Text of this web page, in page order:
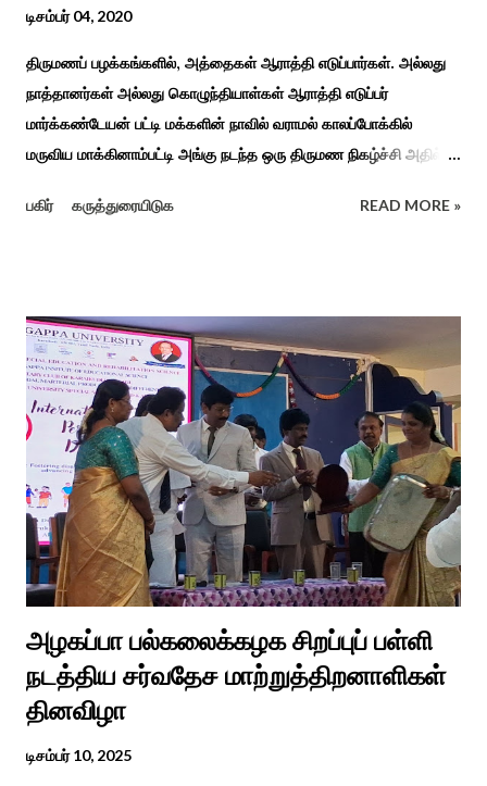
டிசம்பர் 04, 2020
திருமணப் பழக்கங்களில், அத்தைகள் ஆராத்தி எடுப்பார்கள். அல்லது
நாத்தானர்கள் அல்லது கொழுந்தியாள்கள் ஆராத்தி எடுப்பர்
மார்க்கண்டேயன் பட்டி மக்களின் நாவில் வராமல் காலப்போக்கில்
மருவிய மாக்கினாம்பட்டி அங்கு நடந்த ஒரு திருமண நிகழ்ச்சி அதில்
ஆராத்தியெடுத்த கொழுந்தியாள்கள் பாடிய ஆராத்தி பாட்டு ஒன்று 30
வைரலாகிகி யது. தமிழகத்தில் ஒவ்வொரு குடும்பத்திற்கும் திருமணப்
பழக்க வழக்கங்கள் ஜாதிய சமூக ரீதியாக வேறுபடும். அந்த வகையில்,
ஆராத்தி எடுக்கும் முறையும் சற்று வேறுபடுடன் தான் இருக்கும்.அப்படி
திருமணம் ஒன்றில் கொழுந்தியாள்கள் மூன்று பேர் இணைந்து
மாப்பிள்ளைக்கு ஆராத்தி எடுத்துள்ளனர். அப்போது மாப்பிள்ளையைக்
கேலியாக நகைச்சுவை உணர்வு பொங்க பாடிய வரிகளை வைத்து
அவர்கள் பாடிய பாடல் இணையதளத்தில் வைரலாகிறது.“மாடு மேய்த்த
மச்சான்” என...
பகிர் கருத்துரையிடுக READ MORE »
அழகப்பா பல்கலைக்கழக சிறப்புப் பள்ளி
நடத்திய சர்வதேச மாற்றுத்திறனாளிகள்
தினவிழா
டிசம்பர் 10, 2025